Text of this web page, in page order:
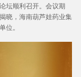
坛顺利召开。会议期
晓，海南葫芦娃药业集
位。